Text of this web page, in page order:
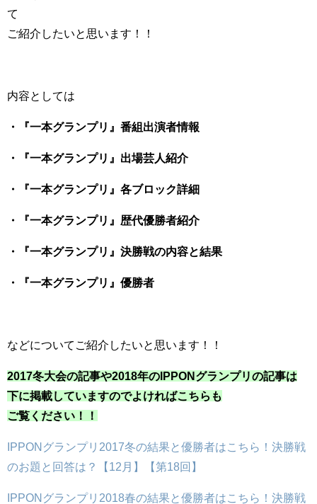
て
ご紹介したいと思います！！
内容としては
・『一本グランプリ』番組出演者情報
・『一本グランプリ』出場芸人紹介
・『一本グランプリ』各ブロック詳細
・『一本グランプリ』歴代優勝者紹介
・『一本グランプリ』決勝戦の内容と結果
・『一本グランプリ』優勝者
などについてご紹介したいと思います！！
2017冬大会の記事や2018年のIPPONグランプリの記事は
下に掲載していますのでよければこちらも
ご覧ください！！
IPPONグランプリ2017冬の結果と優勝者はこちら！決勝戦
のお題と回答は？【12月】【第18回】
IPPONグランプリ2018春の結果と優勝者はこちら！決勝戦